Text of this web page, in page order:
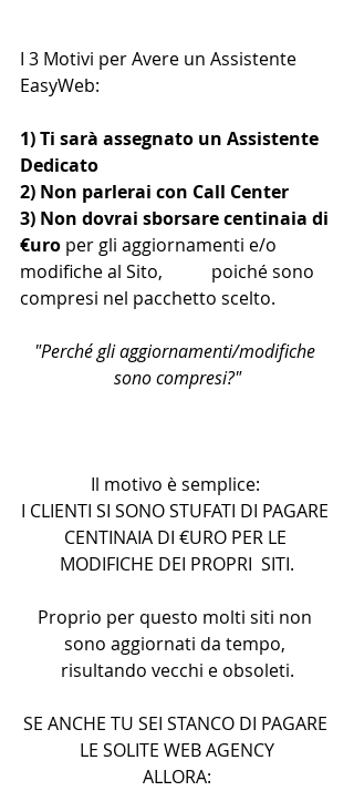
I 3 Motivi per Avere un Assistente
EasyWeb:
1) Ti sarà assegnato un Assistente
Dedicato
2) Non parlerai con Call Center
3) Non dovrai sborsare centinaia di
€uro per gli aggiornamenti e/o
modifiche al Sito,           poiché sono
compresi nel pacchetto scelto.
"Perché gli aggiornamenti/modifiche
sono compresi?"
Il motivo è semplice:
I CLIENTI SI SONO STUFATI DI PAGARE
CENTINAIA DI €URO PER LE
MODIFICHE DEI PROPRI  SITI.
Proprio per questo molti siti non
sono aggiornati da tempo,
risultando vecchi e obsoleti.
SE ANCHE TU SEI STANCO DI PAGARE
LE SOLITE WEB AGENCY
ALLORA: